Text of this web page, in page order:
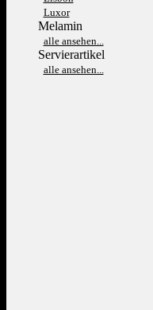
Luxor
Melamin
alle ansehen...
Servierartikel
alle ansehen...